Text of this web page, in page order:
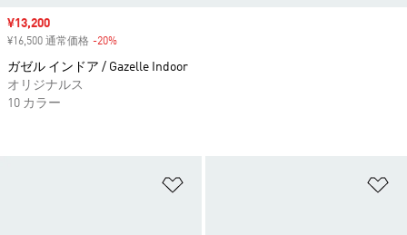
セール価格
¥13,200
¥16,500 通常価格 -20%
ガゼル インドア / Gazelle Indoor
オリジナルス
10 カラー